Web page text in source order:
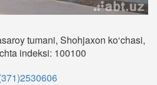
tumani, Shohjaxon ko‘chasi,
indeksi: 100100